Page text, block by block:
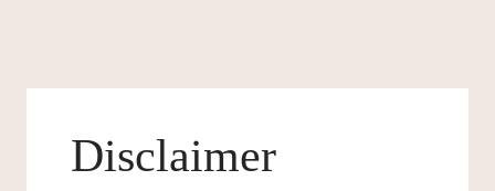
Disclaimer